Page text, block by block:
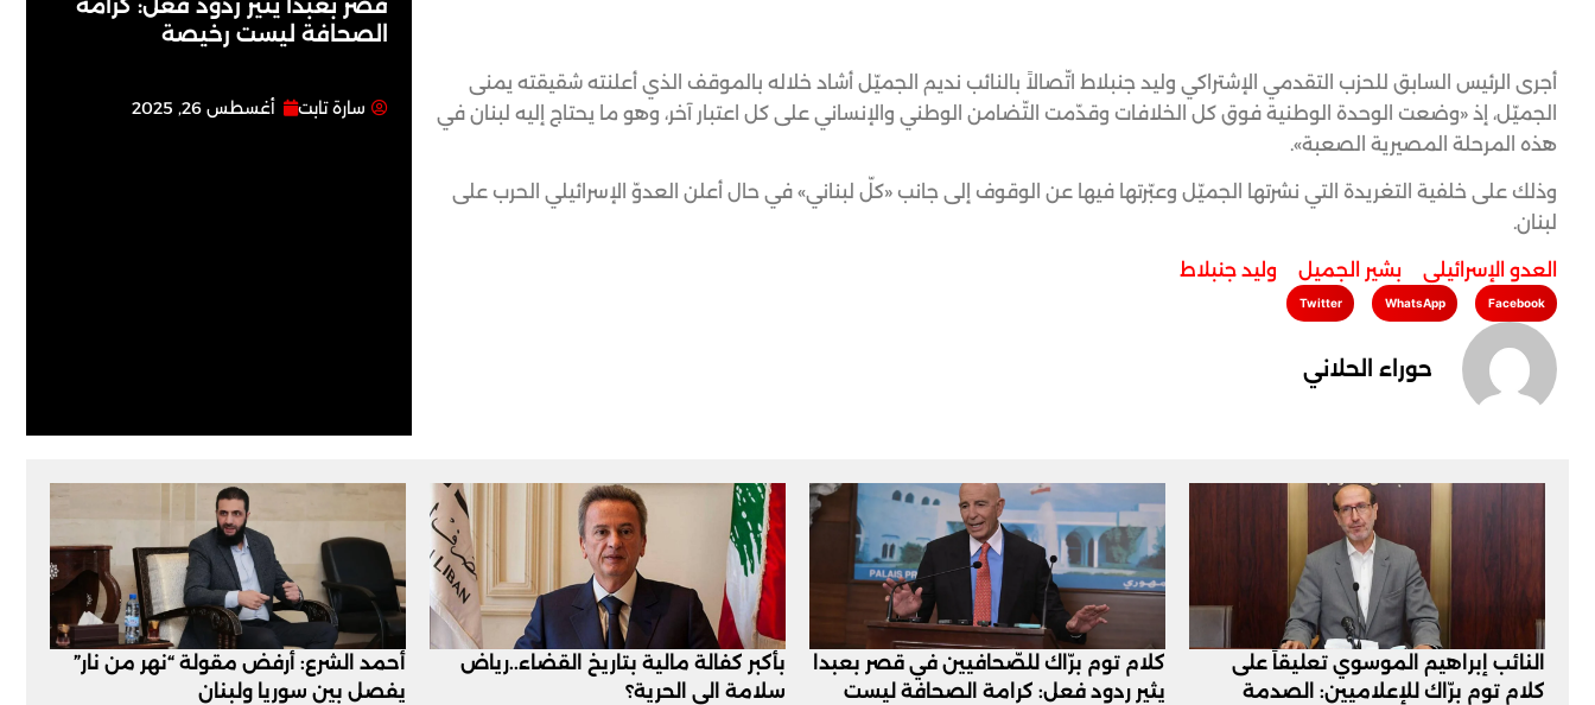
قصر بعبدا يثير ردود فعل: كرامة
الصحافة ليست رخيصة
سارة تابت أغسطس 26, 2025
أجرى الرئيس السابق للحزب التقدمي الإشتراكي وليد جنبلاط اتّصالاً بالنائب نديم الجميّل أشاد خلاله بالموقف الذي أعلنته شقيقته يمنى
الجميّل، إذ «وضعت الوحدة الوطنية فوق كل الخلافات وقدّمت التّضامن الوطني والإنساني على كل اعتبار آخر، وهو ما يحتاج إليه لبنان في
هذه المرحلة المصيرية الصعبة».
وذلك على خلفية التغريدة التي نشرتها الجميّل وعبّرتها فيها عن الوقوف إلى جانب «كلّ لبناني» في حال أعلن العدوّ الإسرائيلي الحرب على
لبنان.
العدو الإسرائيلي بشير الجميل وليد جنبلاط
Facebook
WhatsApp
Twitter
حوراء الحلاني
النائب إبراهيم الموسوي تعليقاً على
كلام توم برّاك للإعلاميين: الصدمة
كلام توم برّاك للصّحافيين في قصر بعبدا
يثير ردود فعل: كرامة الصحافة ليست
بأكبر كفالة مالية بتاريخ القضاء..رياض
سلامة الى الحرية؟
أحمد الشرع: أرفض مقولة “نهر من نار”
يفصل بين سوريا ولبنان